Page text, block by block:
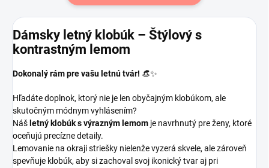
Dámsky letný klobúk – Štýlový s
kontrastným lemom
Dokonalý rám pre vašu letnú tvár! 👒✨
Hľadáte doplnok, ktorý nie je len obyčajným klobúkom, ale
skutočným módnym vyhlásením?
Náš letný klobúk s výrazným lemom je navrhnutý pre ženy, ktoré
oceňujú precízne detaily.
Lemovanie na okraji striešky nielenže vyzerá skvele, ale zároveň
spevňuje klobúk, aby si zachoval svoj ikonický tvar aj pri